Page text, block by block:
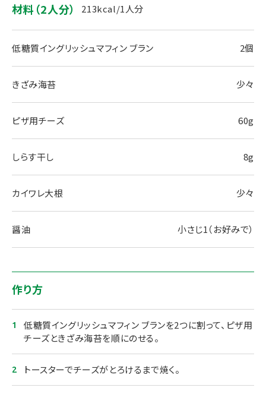
材料（2人分） 213kcal/1人分
低糖質イングリッシュマフィン ブラン 2個
きざみ海苔 少々
ピザ⽤チーズ 60g
しらす⼲し 8g
カイワレ⼤根 少々
醤油 小さじ1（お好みで）
作り方
低糖質イングリッシュマフィン ブランを2つに割って、ピザ⽤
チーズときざみ海苔を順にのせる。
トースターでチーズがとろけるまで焼く。